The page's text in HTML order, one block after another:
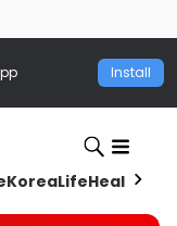
Install
KoreaLifeHealth